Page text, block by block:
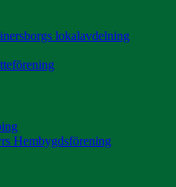
lokalavdelning
Hembygdsförening